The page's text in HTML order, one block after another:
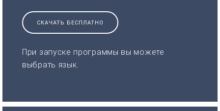
СКАЧАТЬ БЕСПЛАТНО
При запуске программы вы можете
выбрать язык.